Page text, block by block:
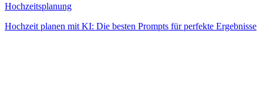
Hochzeitsplanung
Hochzeit planen mit KI: Die besten Prompts für perfekte Ergebnisse